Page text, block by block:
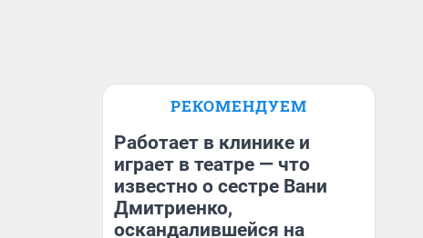
РЕКОМЕНДУЕМ
Работает в клинике и
играет в театре — что
известно о сестре Вани
Дмитриенко,
оскандалившейся на